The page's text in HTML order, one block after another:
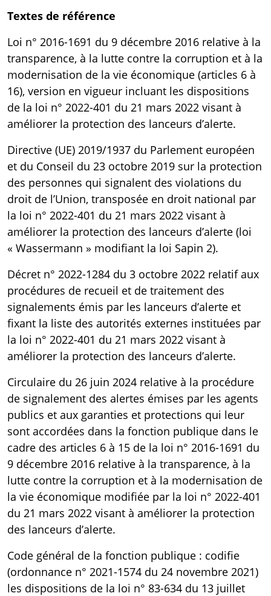
Textes de référence
Loi n° 2016-1691 du 9 décembre 2016 relative à la
transparence, à la lutte contre la corruption et à la
modernisation de la vie économique (articles 6 à
16), version en vigueur incluant les dispositions
de la loi n° 2022-401 du 21 mars 2022 visant à
améliorer la protection des lanceurs d’alerte.
Directive (UE) 2019/1937 du Parlement européen
et du Conseil du 23 octobre 2019 sur la protection
des personnes qui signalent des violations du
droit de l’Union, transposée en droit national par
la loi n° 2022-401 du 21 mars 2022 visant à
améliorer la protection des lanceurs d’alerte (loi
« Wassermann » modifiant la loi Sapin 2).
Décret n° 2022-1284 du 3 octobre 2022 relatif aux
procédures de recueil et de traitement des
signalements émis par les lanceurs d’alerte et
fixant la liste des autorités externes instituées par
la loi n° 2022-401 du 21 mars 2022 visant à
améliorer la protection des lanceurs d’alerte.
Circulaire du 26 juin 2024 relative à la procédure
de signalement des alertes émises par les agents
publics et aux garanties et protections qui leur
sont accordées dans la fonction publique dans le
cadre des articles 6 à 15 de la loi n° 2016-1691 du
9 décembre 2016 relative à la transparence, à la
lutte contre la corruption et à la modernisation de
la vie économique modifiée par la loi n° 2022-401
du 21 mars 2022 visant à améliorer la protection
des lanceurs d’alerte.
Code général de la fonction publique : codifie
(ordonnance n° 2021-1574 du 24 novembre 2021)
les dispositions de la loi n° 83-634 du 13 juillet